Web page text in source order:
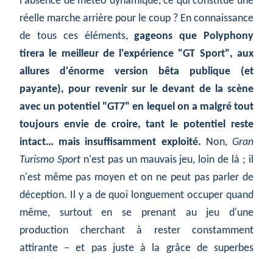
réelle marche arrière pour le coup ? En connaissance
de tous ces éléments,gageons que Polyphony
tirera le meilleur de l'expérience "GT Sport", aux
allures d'énorme version bêta publique (et
payante), pour revenir sur le devant de la scène
avec un potentiel "GT7" en lequel on a malgré tout
toujours envie de croire, tant le potentiel reste
intact… mais insuffisamment exploité. Non,Gran
Turismo Sportn'est pas un mauvais jeu, loin de là ; il
n'est même pas moyen et on ne peut pas parler de
déception. Il y a de quoi longuement occuper quand
même, surtout en se prenant au jeu d'une
production cherchant à rester constamment
attirante – et pas juste à la grâce de superbes